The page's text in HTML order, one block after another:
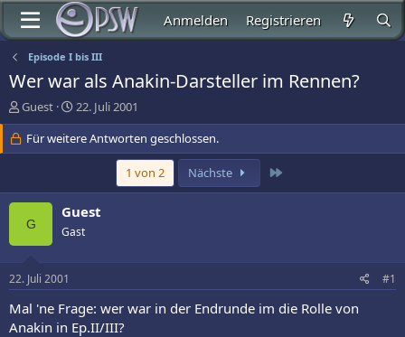
Anmelden Registrieren
Episode I bis III
Wer war als Anakin-Darsteller im Rennen?
E
r
s
t
l
e
Guest
E
r
s
t
t
a
22. Juli 2001
Für weitere Antworten geschlossen.
1 von 2 Nächste
G
Guest
Gast
22. Juli 2001 #1
Mal 'ne Frage: wer war in der Endrunde im die Rolle von
Anakin in Ep.II/III?